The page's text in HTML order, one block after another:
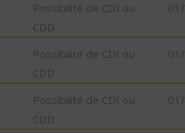
Possibilité de CDI ou
CDD
Possibilité de CDI ou
CDD
Possibilité de CDI ou
CDD